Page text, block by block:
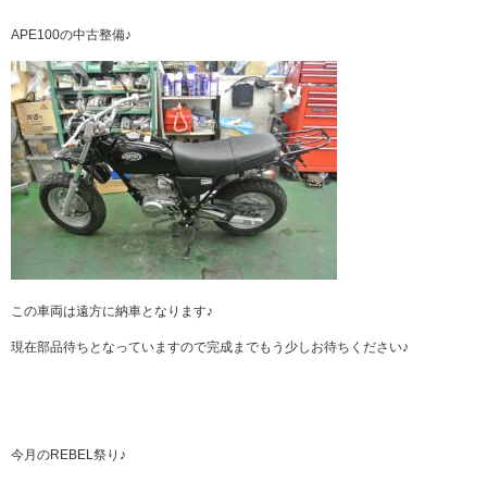
APE100の中古整備♪
この車両は遠方に納車となります♪
現在部品待ちとなっていますので完成までもう少しお待ちください♪
今月のREBEL祭り♪